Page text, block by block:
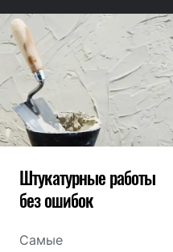
Штукатурные работы
без ошибок
Самые